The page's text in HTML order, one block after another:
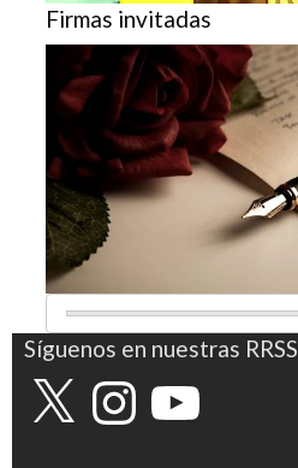
Firmas invitadas
Síguenos en nuestras RRSS
X InstagramYouTube